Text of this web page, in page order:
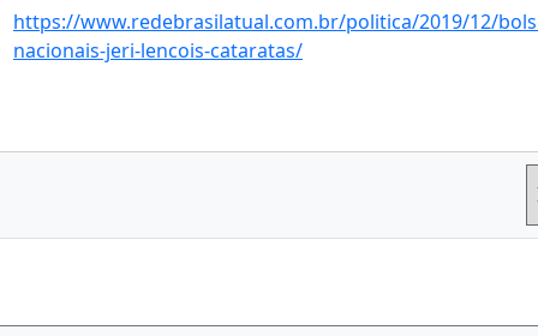
https://www.redebrasilatual.com.br/politica/2019/12/
nacionais-jeri-lencois-cataratas/